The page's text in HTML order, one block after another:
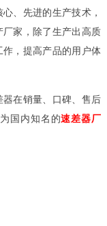
、先进的生产技术，
家，除了生产出高质
，提高产品的用户体
在销量、口碑、售后
国内知名的速差器厂